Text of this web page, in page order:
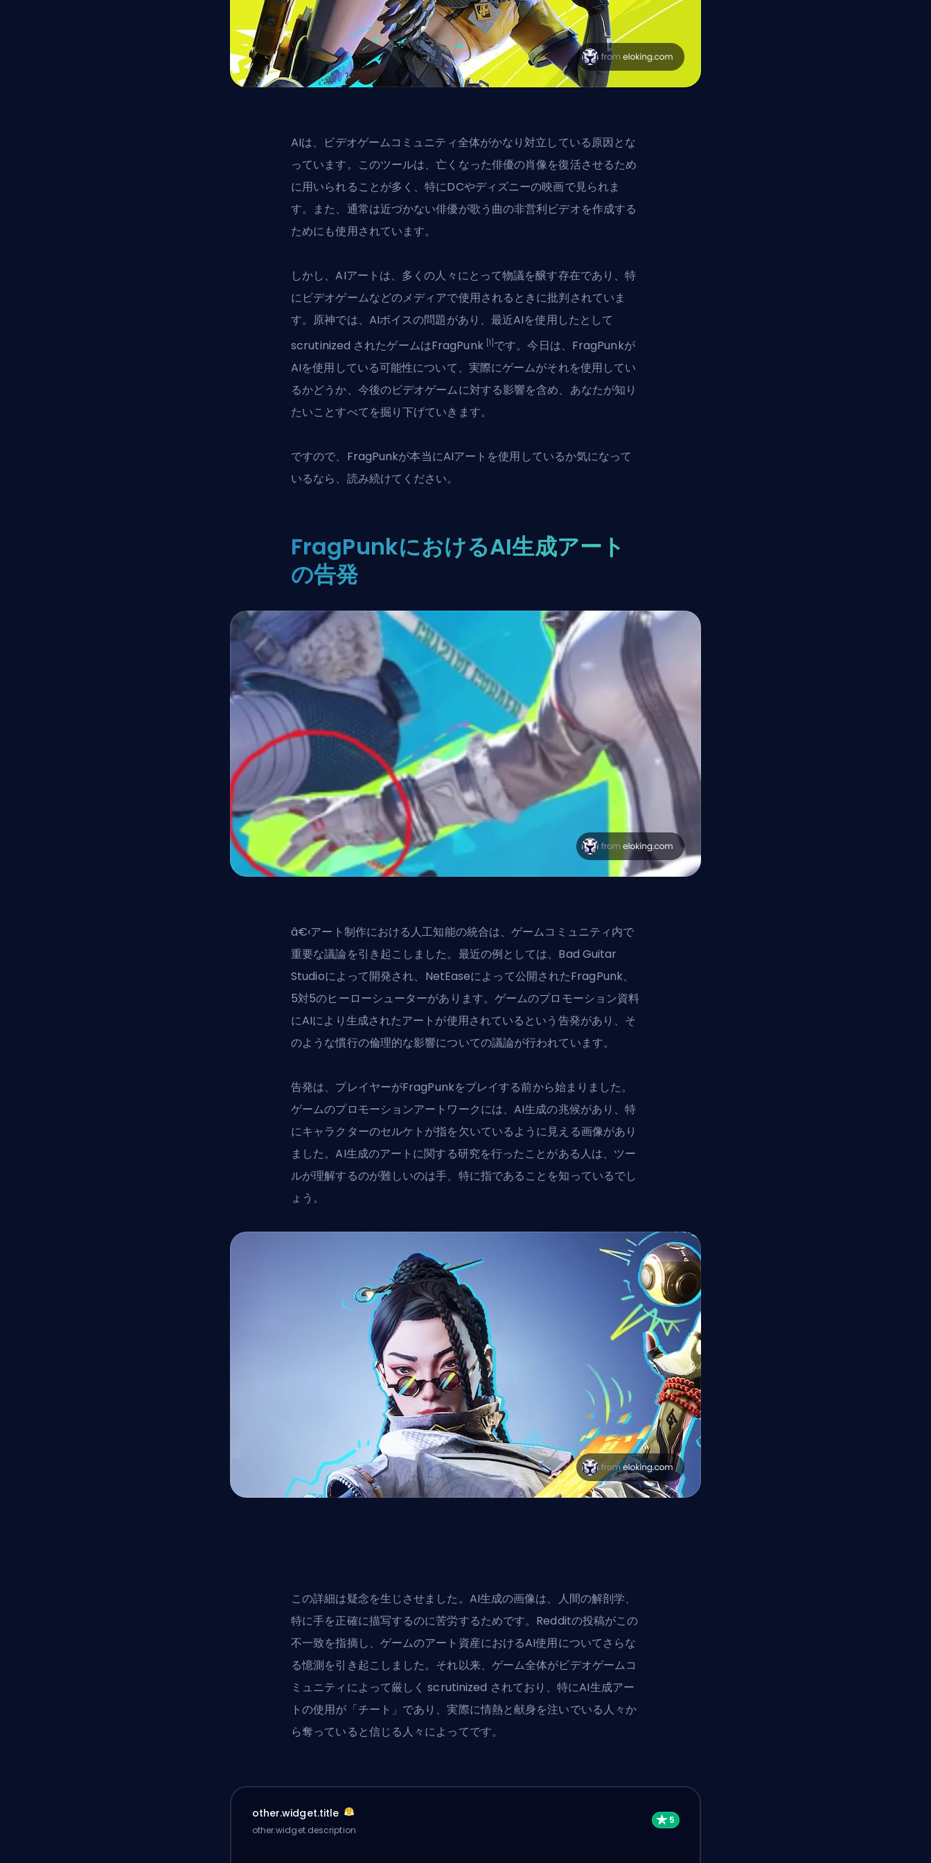
AIは、ビデオゲームコミュニティ全体がかなり対立している原因とな
っています。このツールは、亡くなった俳優の肖像を復活させるため
に用いられることが多く、特にDCやディズニーの映画で見られま
す。また、通常は近づかない俳優が歌う曲の非営利ビデオを作成する
ためにも使用されています。
しかし、AIアートは、多くの人々にとって物議を醸す存在であり、特
にビデオゲームなどのメディアで使用されるときに批判されていま
す。原神では、AIボイスの問題があり、最近AIを使用したとして
scrutinized されたゲームはFragPunk [1] です。今日は、FragPunkが
AIを使用している可能性について、実際にゲームがそれを使用してい
るかどうか、今後のビデオゲームに対する影響を含め、あなたが知り
たいことすべてを掘り下げていきます。
ですので、FragPunkが本当にAIアートを使用しているか気になって
いるなら、読み続けてください。
FragPunkにおけるAI生成アート
の告発
â€‹アート制作における人工知能の統合は、ゲームコミュニティ内で
重要な議論を引き起こしました。最近の例としては、Bad Guitar
Studioによって開発され、NetEaseによって公開されたFragPunk、
5対5のヒーローシューターがあります。ゲームのプロモーション資料
にAIにより生成されたアートが使用されているという告発があり、そ
のような慣行の倫理的な影響についての議論が行われています。
告発は、プレイヤーがFragPunkをプレイする前から始まりました。
ゲームのプロモーションアートワークには、AI生成の兆候があり、特
にキャラクターのセルケトが指を欠いているように見える画像があり
ました。AI生成のアートに関する研究を行ったことがある人は、ツー
ルが理解するのが難しいのは手、特に指であることを知っているでし
ょう。
この詳細は疑念を生じさせました。AI生成の画像は、人間の解剖学、
特に手を正確に描写するのに苦労するためです。Redditの投稿がこの
不一致を指摘し、ゲームのアート資産におけるAI使用についてさらな
る憶測を引き起こしました。それ以来、ゲーム全体がビデオゲームコ
ミュニティによって厳しく scrutinized されており、特にAI生成アー
トの使用が「チート」であり、実際に情熱と献身を注いでいる人々か
ら奪っていると信じる人々によってです。
other.widget.title
other.widget.description